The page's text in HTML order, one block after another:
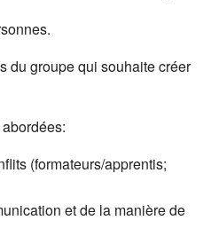
du groupe qui souhaite créer
(formateurs/apprentis;
et de la manière de